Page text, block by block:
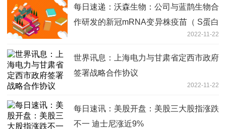
每日速递：沃森生物：公司与蓝鹊生物合
作研发的新冠mRNA变异株疫苗（ S蛋白
2022-11-22
世界讯息：上海电力与甘肃省定西市政府
签署战略合作协议
2022-11-22
每日速讯：美股开盘：美股三大股指涨跌
不一 迪士尼涨近9%